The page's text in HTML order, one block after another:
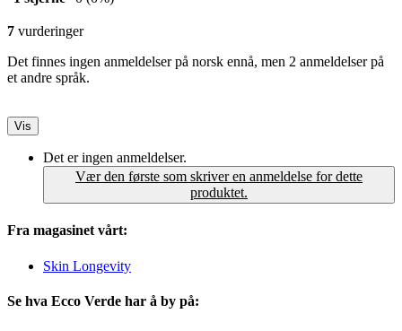
7 vurderinger
Det finnes ingen anmeldelser på norsk ennå, men 2 anmeldelser på
et andre språk.
Vis
Det er ingen anmeldelser.
Vær den første som skriver en anmeldelse for dette
produktet.
Fra magasinet vårt:
Skin Longevity
Se hva Ecco Verde har å by på: